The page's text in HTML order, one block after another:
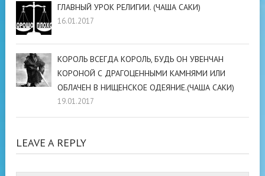
ГЛАВНЫЙ УРОК РЕЛИГИИ. (ЧАША САКИ)
16.01.2017
КОРОЛЬ ВСЕГДА КОРОЛЬ, БУДЬ ОН УВЕНЧАН
КОРОНОЙ С ДРАГОЦЕННЫМИ КАМНЯМИ ИЛИ
ОБЛАЧЕН В НИЩЕНСКОЕ ОДЕЯНИЕ.(ЧАША САКИ)
19.01.2017
LEAVE A REPLY